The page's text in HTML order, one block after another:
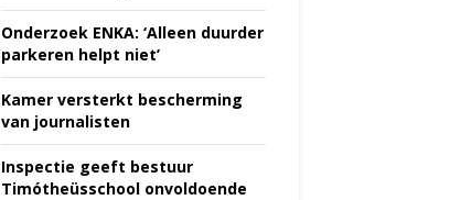
Onderzoek ENKA: ‘Alleen duurder
parkeren helpt niet’
Kamer versterkt bescherming
van journalisten
Inspectie geeft bestuur
Timótheüsschool onvoldoende